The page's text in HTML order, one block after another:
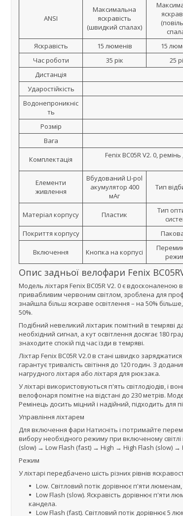
ANSI
Максимальна
яскравість
(швидкий спалах)
Яскравість 15 люменів 15
Час роботи
35 рік 25
Дистанція
Ударостійкість
Водонепроникніс
ть
Розмір
Вага
Комплектація
Fenix BC05R V2. 0,
Елементи
живлення
Вбудований LI-pol
акумулятор 400
мАг
Тип
Матеріал корпусу Пластик
Тип
Покриття корпусу
Включення Кнопка на корпусі
Опис задньої велофари Fenix
Модель ліхтаря Fenix BC05R V2. 0 є
привабливим червоним світлом, зроблена для
знайшла більш яскраве освітлення – на 50%
50%.
Подібний невеликий ліхтарик помітний в темряві
необхідний сигнал, а кут освітлення досягає 180
знаходите спокій під час їзди в темряві.
Ліхтар Fenix BC05R V2.0 в стані швидко
гарантує тривалість світіння до 120 годин. З
нагрудного ліхтаря або ліхтаря для рюкзака.
У ліхтарі використовуються п'ять світлодіодів, і
велофонаря помітне на відстані до 230 метрів.
Ремінець досить міцний і надійний, підходить для
Управління ліхтарем
Для включення фари Натисніть і потримайте
вибору необхідного режиму при включеному
(slow) → Low Flash (fast) → High → High Flash (slow) →
Режим
У ліхтарі передбачено шість різних рівнів
Low. Світловий потік дорівнює п'яти люменам,
Low Flash (slow). Яскравість дорівнює п'яти
кандела.
Low Flash (fast). Світловий потік дорівнює 5